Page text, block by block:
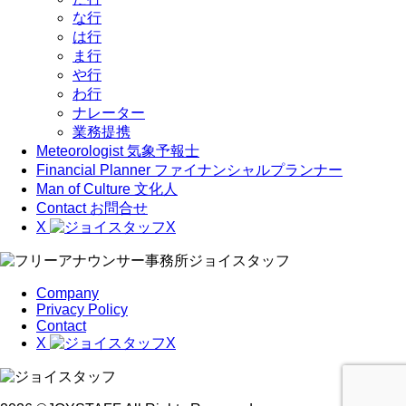
な行
は行
ま行
や行
わ行
ナレーター
業務提携
Meteorologist気象予報士
Financial Planner ファイナンシャルプランナー
Man of Culture 文化人
Contact お問合せ
X
Company
Privacy Policy
Contact
X